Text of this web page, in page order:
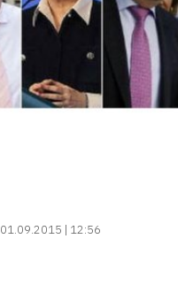
01.09.2015 | 12:56